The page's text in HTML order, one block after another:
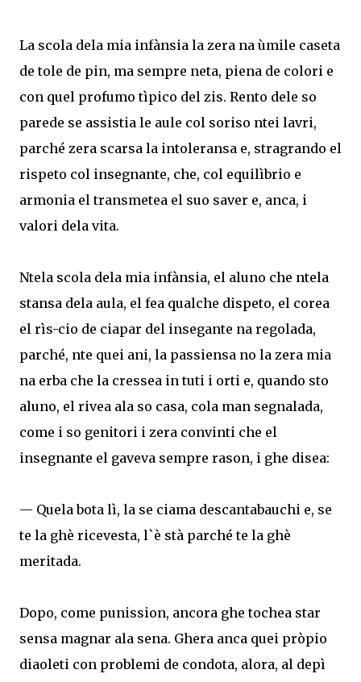
La scola dela mia infànsia la zera na ùmile caseta
de tole de pin, ma sempre neta, piena de colori e
con quel profumo tìpico del zis. Rento dele so
parede se assistia le aule col soriso ntei lavri,
parché zera scarsa la intoleransa e, stragrando el
rispeto col insegnante, che, col equilìbrio e
armonia el transmetea el suo saver e, anca, i
valori dela vita.
Ntela scola dela mia infànsia, el aluno che ntela
stansa dela aula, el fea qualche dispeto, el corea
el rìs-cio de ciapar del insegante na regolada,
parché, nte quei ani, la passiensa no la zera mia
na erba che la cressea in tuti i orti e, quando sto
aluno, el rivea ala so casa, cola man segnalada,
come i so genitori i zera convinti che el
insegnante el gaveva sempre rason, i ghe disea:
— Quela bota lì, la se ciama descantabauchi e, se
te la ghè ricevesta, l`è stà parché te la ghè
meritada.
Dopo, come punission, ancora ghe tochea star
sensa magnar ala sena. Ghera anca quei pròpio
diaoleti con problemi de condota, alora, al depì